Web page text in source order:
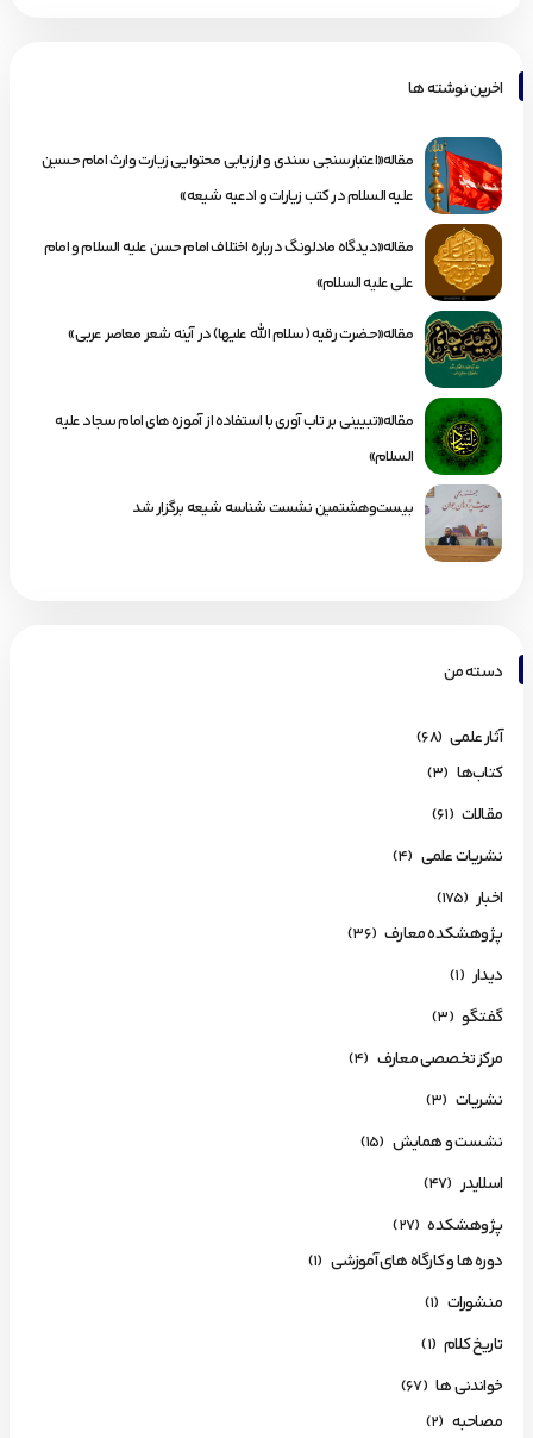
اخرین نوشته ها
مقاله«اعتبارسنجی سندی و ارزیابی محتوایی زیارت وارث امام حسین
علیه السلام در کتب زیارات و ادعیه شیعه»
مقاله«دیدگاه مادلونگ درباره اختلاف امام حسن علیه السلام و امام
علی علیه السلام»
مقاله«حضرت رقیه (سلام الله علیها) در آینه شعر معاصر عربی»
مقاله«تبیینی بر تاب آوری با استفاده از آموزه های امام سجاد علیه
السلام»
بیست‌وهشتمین نشست شناسه شیعه برگزار شد
دسته من
آثار علمی (68)
کتاب‌ها (3)
مقالات (61)
نشریات علمی (4)
اخبار (175)
پژوهشکده معارف (36)
دیدار (1)
گفتگو (3)
مرکز تخصصی معارف (4)
نشریات (3)
نشست و همایش (15)
اسلایدر (47)
پژوهشکده (27)
دوره ها و کارگاه های آموزشی (1)
منشورات (1)
تاریخ کلام (1)
خواندنی ها (67)
مصاحبه (2)